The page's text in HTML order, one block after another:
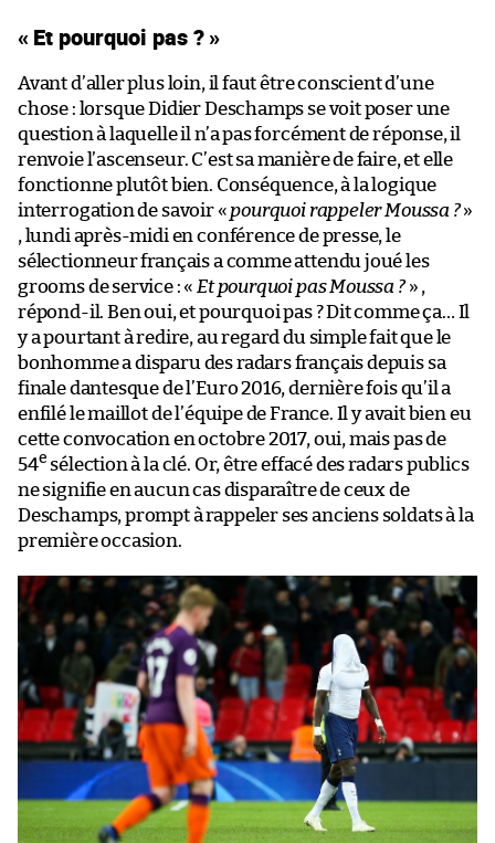
« Et pourquoi pas ? »
Avant d’aller plus loin, il faut être conscient d’une
chose : lorsque Didier Deschamps se voit poser une
question à laquelle il n’a pas forcément de réponse, il
renvoie l’ascenseur. C’est sa manière de faire, et elle
fonctionne plutôt bien. Conséquence, à la logique
interrogation de savoir « pourquoi rappeler Moussa ?»
, lundi après-midi en conférence de presse, le
sélectionneur français a comme attendu joué les
grooms de service : « Et pourquoi pas Moussa ?» ,
répond-il. Ben oui, et pourquoi pas ? Dit comme ça… Il
y a pourtant à redire, au regard du simple fait que le
bonhomme a disparu des radars français depuis sa
finale dantesque de l’Euro 2016, dernière fois qu’il a
enfilé le maillot de l’équipe de France. Il y avait bien eu
cette convocation en octobre 2017, oui, mais pas de
54e sélection à la clé. Or, être effacé des radars publics
ne signifie en aucun cas disparaître de ceux de
Deschamps, prompt à rappeler ses anciens soldats à la
première occasion.